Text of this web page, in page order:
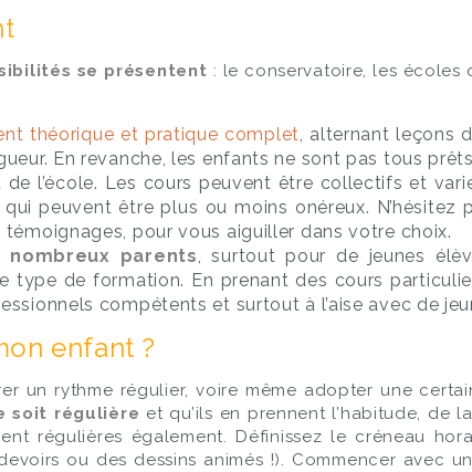
se présentent : le conservatoire, les écoles
théorique et pratique complet, alternant leçons
En revanche, les enfants ne sont pas tous
l’école. Les cours peuvent être collectifs et
peuvent être plus ou moins onéreux. N’hésitez
pour vous aiguiller dans votre choix.
parents, surtout pour de jeunes
type de formation. En prenant des cours
compétents et surtout à l’aise avec de
enfant ?
un rythme régulier, voire même adopter une
soit régulière et qu’ils en prennent l’habitude, de
régulières également. Définissez le créneau
ou des dessins animés !). Commencer avec